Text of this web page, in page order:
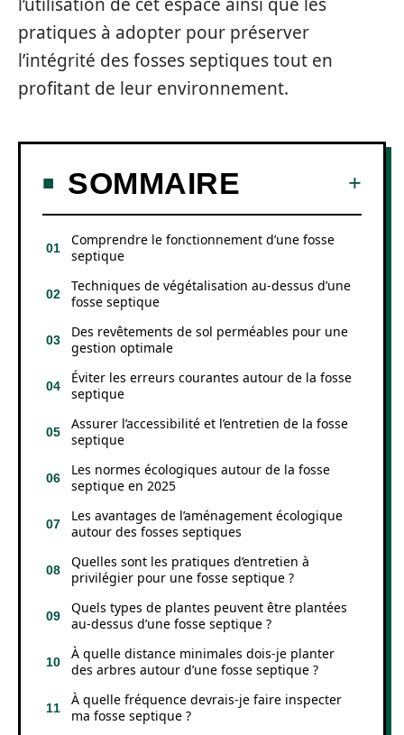
pratiques à adopter pour préserver
l’intégrité des fosses septiques tout en
profitant de leur environnement.
SOMMAIRE
Comprendre le fonctionnement d’une fosse
septique
Techniques de végétalisation au-dessus d’une
fosse septique
Des revêtements de sol perméables pour une
gestion optimale
Éviter les erreurs courantes autour de la fosse
septique
Assurer l’accessibilité et l’entretien de la fosse
septique
Les normes écologiques autour de la fosse
septique en 2025
Les avantages de l’aménagement écologique
autour des fosses septiques
Quelles sont les pratiques d’entretien à
privilégier pour une fosse septique ?
Quels types de plantes peuvent être plantées
au-dessus d’une fosse septique ?
À quelle distance minimales dois-je planter
des arbres autour d’une fosse septique ?
À quelle fréquence devrais-je faire inspecter
ma fosse septique ?